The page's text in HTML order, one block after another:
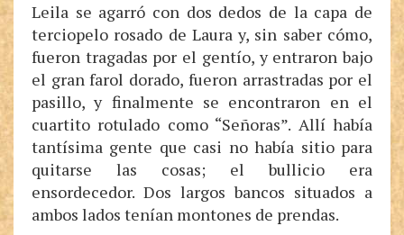
Leila se agarró con dos dedos de la capa de
terciopelo rosado de Laura y, sin saber cómo,
fueron tragadas por el gentío, y entraron bajo
el gran farol dorado, fueron arrastradas por el
pasillo, y finalmente se encontraron en el
cuartito rotulado como “Señoras”. Allí había
tantísima gente que casi no había sitio para
quitarse las cosas; el bullicio era
ensordecedor. Dos largos bancos situados a
ambos lados tenían montones de prendas.